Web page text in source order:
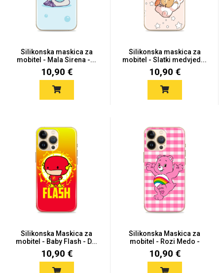
Silikonska maskica za
mobitel - Mala Sirena -...
10,90 €
Silikonska maskica za
mobitel - Slatki medvjed...
10,90 €
Silikonska Maskica za
mobitel - Baby Flash - D...
10,90 €
Silikonska Maskica za
mobitel - Rozi Medo -
DM...
10,90 €